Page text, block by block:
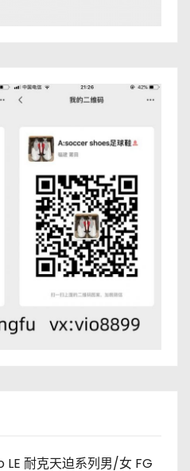
耐克天迫系列男/女 FG